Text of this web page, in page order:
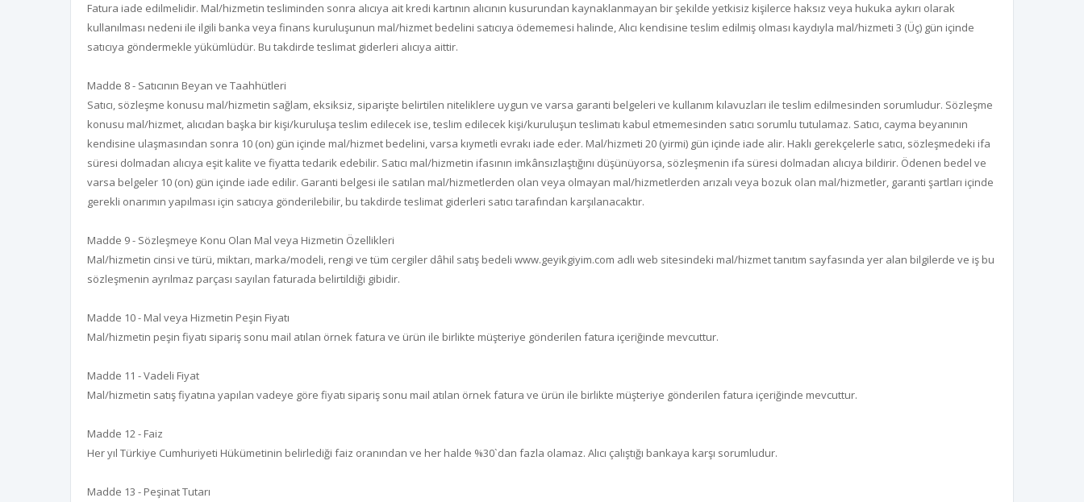
Fatura iade edilmelidir. Mal/hizmetin tesliminden sonra alıcıya ait kredi kartının alıcının kusurundan kaynaklanmayan bir şekilde yetkisiz kişilerce haksız veya hukuka aykırı olarak
kullanılması nedeni ile ilgili banka veya finans kuruluşunun mal/hizmet bedelini satıcıya ödememesi halinde, Alıcı kendisine teslim edilmiş olması kaydıyla mal/hizmeti 3 (Üç) gün içinde
satıcıya göndermekle yükümlüdür. Bu takdirde teslimat giderleri alıcıya aittir.
Madde 8 - Satıcının Beyan ve Taahhütleri
Satıcı, sözleşme konusu mal/hizmetin sağlam, eksiksiz, siparişte belirtilen niteliklere uygun ve varsa garanti belgeleri ve kullanım kılavuzları ile teslim edilmesinden sorumludur. Sözleşme
konusu mal/hizmet, alıcıdan başka bir kişi/kuruluşa teslim edilecek ise, teslim edilecek kişi/kuruluşun teslimatı kabul etmemesinden satıcı sorumlu tutulamaz. Satıcı, cayma beyanının
kendisine ulaşmasından sonra 10 (on) gün içinde mal/hizmet bedelini, varsa kıymetli evrakı iade eder. Mal/hizmeti 20 (yirmi) gün içinde iade alir. Haklı gerekçelerle satıcı, sözleşmedeki ifa
süresi dolmadan alıcıya eşit kalite ve fiyatta tedarik edebilir. Satıcı mal/hizmetin ifasının imkânsızlaştığını düşünüyorsa, sözleşmenin ifa süresi dolmadan alıcıya bildirir. Ödenen bedel ve
varsa belgeler 10 (on) gün içinde iade edilir. Garanti belgesi ile satılan mal/hizmetlerden olan veya olmayan mal/hizmetlerden arızalı veya bozuk olan mal/hizmetler, garanti şartları içinde
gerekli onarımın yapılması için satıcıya gönderilebilir, bu takdirde teslimat giderleri satıcı tarafından karşılanacaktır.
Madde 9 - Sözleşmeye Konu Olan Mal veya Hizmetin Özellikleri
Mal/hizmetin cinsi ve türü, miktarı, marka/modeli, rengi ve tüm cergiler dâhil satış bedeli www.geyikgiyim.com adlı web sitesindeki mal/hizmet tanıtım sayfasında yer alan bilgilerde ve iş bu
sözleşmenin ayrılmaz parçası sayılan faturada belirtildiği gibidir.
Madde 10 - Mal veya Hizmetin Peşin Fiyatı
Mal/hizmetin peşin fiyatı sipariş sonu mail atılan örnek fatura ve ürün ile birlikte müşteriye gönderilen fatura içeriğinde mevcuttur.
Madde 11 - Vadeli Fiyat
Mal/hizmetin satış fiyatına yapılan vadeye göre fiyatı sipariş sonu mail atılan örnek fatura ve ürün ile birlikte müşteriye gönderilen fatura içeriğinde mevcuttur.
Madde 12 - Faiz
Her yıl Türkiye Cumhuriyeti Hükümetinin belirlediği faiz oranından ve her halde %30`dan fazla olamaz. Alıcı çalıştığı bankaya karşı sorumludur.
Madde 13 - Peşinat Tutarı